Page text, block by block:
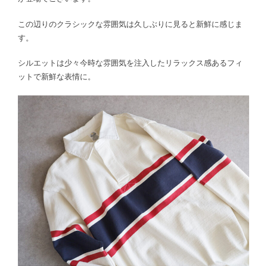
この辺りのクラシックな雰囲気は久しぶりに見ると新鮮に感じま
す。
シルエットは少々今時な雰囲気を注入したリラックス感あるフィ
ットで新鮮な表情に。